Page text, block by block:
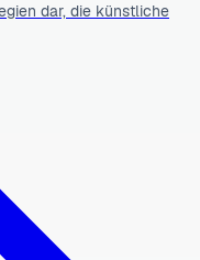
dar, die künstliche